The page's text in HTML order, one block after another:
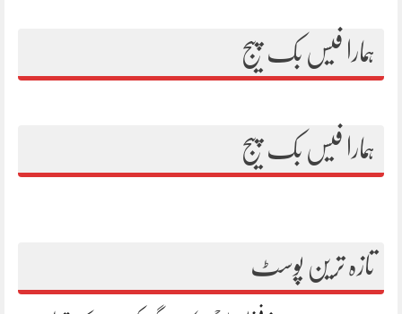
ہمارا فیس بک پیج
ہمارا فیس بک پیج
تازہ ترین پوسٹ